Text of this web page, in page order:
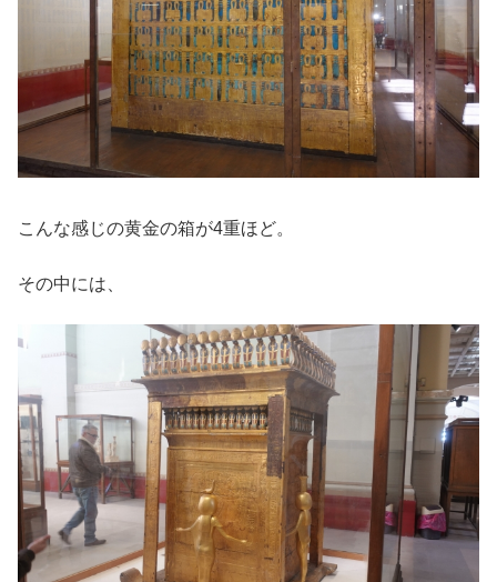
こんな感じの黄金の箱が4重ほど。
その中には、